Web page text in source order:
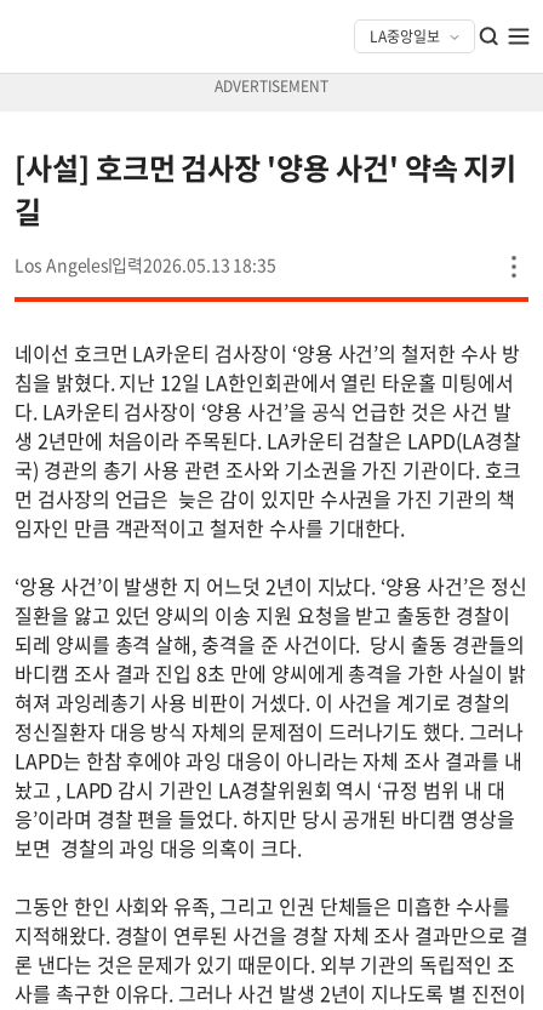
[사설] 호크먼 검사장 '양용 사건' 약속 지키
길
Los Angeles 2026.05.13 18:35
네이선 호크먼 LA카운티 검사장이 ‘양용 사건’의 철저한 수사 방
침을 밝혔다. 지난 12일 LA한인회관에서 열린 타운홀 미팅에서
다. LA카운티 검사장이 ‘양용 사건’을 공식 언급한 것은 사건 발
생 2년만에 처음이라 주목된다. LA카운티 검찰은 LAPD(LA경찰
국) 경관의 총기 사용 관련 조사와 기소권을 가진 기관이다. 호크
먼 검사장의 언급은 늦은 감이 있지만 수사권을 가진 기관의 책
임자인 만큼 객관적이고 철저한 수사를 기대한다.
‘앙용 사건’이 발생한 지 어느덧 2년이 지났다. ‘양용 사건’은 정신
질환을 앓고 있던 양씨의 이송 지원 요청을 받고 출동한 경찰이
되레 양씨를 총격 살해, 충격을 준 사건이다. 당시 출동 경관들의
바디캠 조사 결과 진입 8초 만에 양씨에게 총격을 가한 사실이 밝
혀져 과잉레총기 사용 비판이 거셌다. 이 사건을 계기로 경찰의
정신질환자 대응 방식 자체의 문제점이 드러나기도 했다. 그러나
LAPD는 한참 후에야 과잉 대응이 아니라는 자체 조사 결과를 내
놨고 , LAPD 감시 기관인 LA경찰위원회 역시 ‘규정 범위 내 대
응’이라며 경찰 편을 들었다. 하지만 당시 공개된 바디캠 영상을
보면 경찰의 과잉 대응 의혹이 크다.
그동안 한인 사회와 유족, 그리고 인권 단체들은 미흡한 수사를
지적해왔다. 경찰이 연루된 사건을 경찰 자체 조사 결과만으로 결
론 낸다는 것은 문제가 있기 때문이다. 외부 기관의 독립적인 조
사를 촉구한 이유다. 그러나 사건 발생 2년이 지나도록 별 진전이